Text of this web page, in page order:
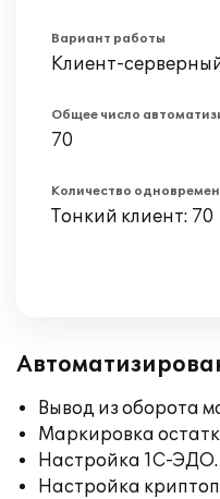
Вариант работы
Клиент-
Общее число
70
Количество
Тонкий клиент: 70
Вывод из оборота
Маркировка
Настройка 1С-ЭДО.
Настройка